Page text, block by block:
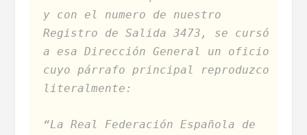
y con el numero de nuestro
Registro de Salida 3473, se cursó
a esa Dirección General un oficio
cuyo párrafo principal reproduzco
literalmente:
“La Real Federación Española de